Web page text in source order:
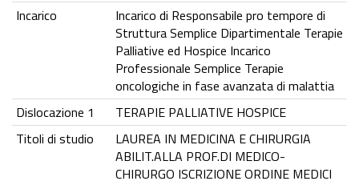
Incarico
Incarico di Responsabile pro tempore di
Struttura Semplice Dipartimentale Terapie
Palliative ed Hospice Incarico
Professionale Semplice Terapie
oncologiche in fase avanzata di malattia
Dislocazione 1
TERAPIE PALLIATIVE HOSPICE
Titoli di studio
LAUREA IN MEDICINA E CHIRURGIA
ABILIT.ALLA PROF.DI MEDICO-
CHIRURGO ISCRIZIONE ORDINE MEDICI